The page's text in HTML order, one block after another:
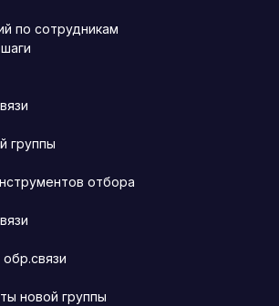
по сотрудникам
группы
отбора
новой группы